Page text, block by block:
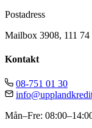
Postadress
Mailbox 3908, 111
Kontakt
08-751 01 30
Mån–Fre: